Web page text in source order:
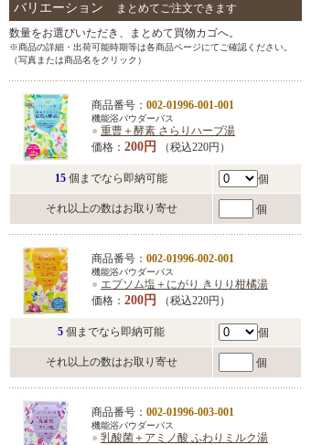
バリエーション
まとめてご注文できます
数量をお選びいただき、まとめて買物カゴへ。
※商品の詳細・出荷可能時期等は各商品ページにてご確認ください。
（写真または商品名をクリック）
商品番号： 002-01996-001-001
機能浴パウダーバス
● 重曹＋酵素 さらりハーブ湯
価格： 200円 （税込220円）
15 個までなら即納可能 個
それ以上の数はお取り寄せ 個
商品番号： 002-01996-002-001
機能浴パウダーバス
● エプソム塩＋にがり きりり柑橘湯
価格： 200円 （税込220円）
5 個までなら即納可能 個
それ以上の数はお取り寄せ 個
商品番号： 002-01996-003-001
機能浴パウダーバス
● 乳酸菌＋アミノ酸 ふわりミルク湯